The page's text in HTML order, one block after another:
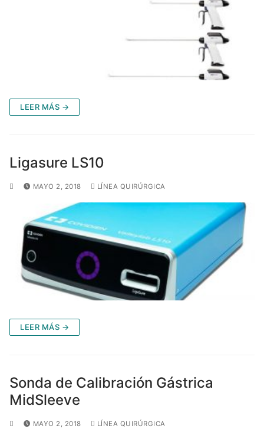
LEER MÁS →
Ligasure LS10
MAYO 2, 2018 LÍNEA QUIRÚRGICA
LEER MÁS →
Sonda de Calibración Gástrica
MidSleeve
MAYO 2, 2018 LÍNEA QUIRÚRGICA